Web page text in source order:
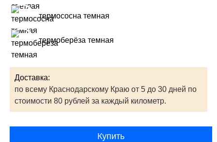
термососна темная
термоберёза темная
Доставка:
по всему Краснодарскому Краю от 5 до 30 дней по
стоимости 80 рублей за каждый километр.
Купить